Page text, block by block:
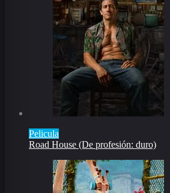
Pelicula
Road House (De profesión: duro)